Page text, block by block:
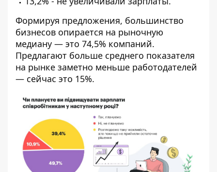
Формируя предложения, большинство
бизнесов опирается на рыночную
медиану — это 74,5% компаний.
Предлагают больше среднего показателя
на рынке заметно меньше работодателей
— сейчас это 15%.